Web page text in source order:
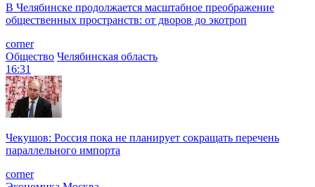
В Челябинске продолжается масштабное преображение
общественных пространств: от дворов до экотроп
corner
Общество Челябинская область
16:31
Чекушов: Россия пока не планирует сокращать перечень
параллельного импорта
corner